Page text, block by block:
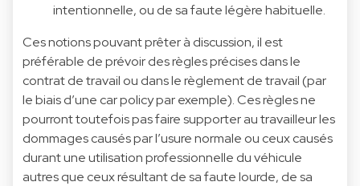
intentionnelle, ou de sa faute légère habituelle.
Ces notions pouvant prêter à discussion, il est
préférable de prévoir des règles précises dans le
contrat de travail ou dans le règlement de travail (par
le biais d’une car policy par exemple). Ces règles ne
pourront toutefois pas faire supporter au travailleur les
dommages causés par l’usure normale ou ceux causés
durant une utilisation professionnelle du véhicule
autres que ceux résultant de sa faute lourde, de sa